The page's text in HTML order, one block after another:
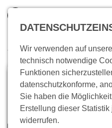
inkl. MwSt.
Zum
Wo bin ich?
Wir verwenden auf
technisch notwendige
Funktionen
datenschutzkonforme,
Sie haben die
Erstellung dieser
widerrufen.